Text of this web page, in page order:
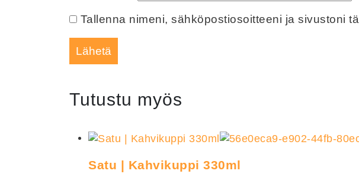
Tallenna nimeni, sähköpostiosoitteeni ja sivustoni
Tutustu myös
Satu | Kahvikuppi 330ml